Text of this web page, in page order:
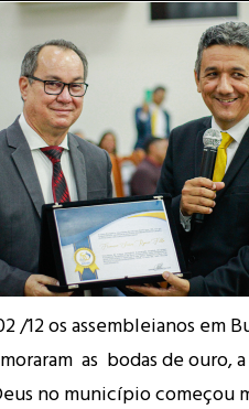
/12 os assembleianos em
as bodas de ouro,
no município começou